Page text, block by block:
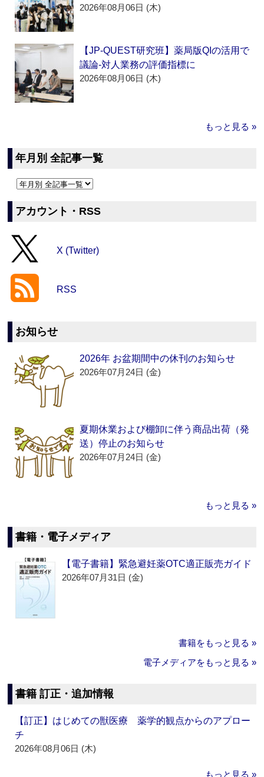
2026年08月06日 (木)
【JP-QUEST研究班】薬局版QIの活用で
議論‐対人業務の評価指標に
2026年08月06日 (木)
もっと見る »
年月別 全記事一覧
アカウント・RSS
X (Twitter)
RSS
お知らせ
2026年 お盆期間中の休刊のお知らせ
2026年07月24日 (金)
夏期休業および棚卸に伴う商品出荷（発
送）停止のお知らせ
2026年07月24日 (金)
もっと見る »
書籍・電子メディア
【電子書籍】緊急避妊薬OTC適正販売ガイド
2026年07月31日 (金)
書籍をもっと見る »
電子メディアをもっと見る »
書籍 訂正・追加情報
【訂正】はじめての獣医療 薬学的観点からのアプロー
チ
2026年08月06日 (木)
もっと見る »